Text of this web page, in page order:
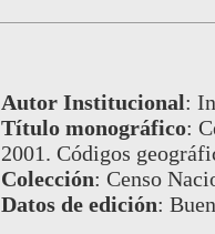
Autor Institucional:
Título monográfico:
2001. Códigos
Colección: Censo
Datos de edición: